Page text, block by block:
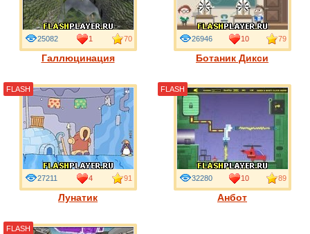
Галлюцинация
25082 1 70
Ботаник Дикси
26946 10 79
Лунатик
27211 4 91
FLASH
Анбот
32280 10 89
FLASH
FLASH